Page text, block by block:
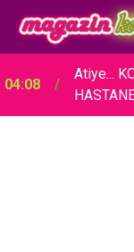
04:01
Rihanna…